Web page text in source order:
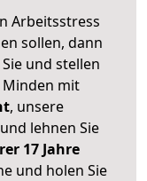
Arbeitsstress
sollen, dann
und stellen
Minden mit
, unsere
lehnen Sie
17 Jahre
und holen Sie